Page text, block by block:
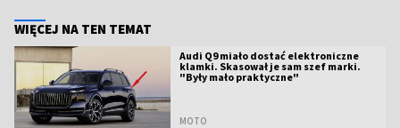
WIĘCEJ NA TEN TEMAT
Audi Q9 miało dostać elektroniczne
klamki. Skasował je sam szef marki.
"Były mało praktyczne"
MOTO